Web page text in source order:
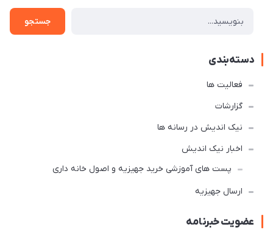
جستجو
دسته‌بندی
فعالیت ها
گزارشات
نیک اندیش در رسانه ها
اخبار نیک اندیش
پست های آموزشی خرید جهیزیه و اصول خانه داری
ارسال جهیزیه
عضویت خبرنامه